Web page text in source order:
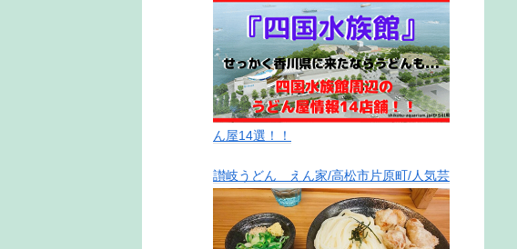
ん屋14選！！
讃岐うどん えん家/高松市片原町/人気芸